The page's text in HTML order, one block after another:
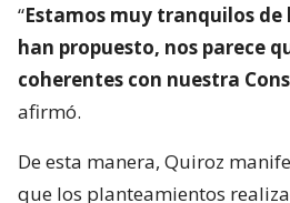
“Estamos muy tranquilos de
han propuesto, nos parece
coherentes con nuestra
afirmó.
De esta manera, Quiroz
que los planteamientos